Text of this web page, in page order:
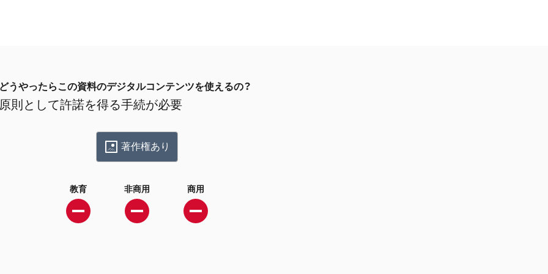
どうやったらこの資料のデジタルコンテンツを使えるの？
原則として許諾を得る手続が必要
著作権あり
教育 非商用 商用